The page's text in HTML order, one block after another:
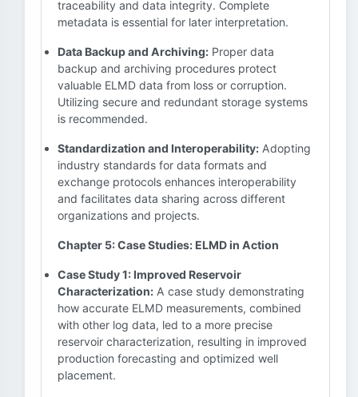
traceability and data integrity. Complete
metadata is essential for later interpretation.
Data Backup and Archiving: Proper data
backup and archiving procedures protect
valuable ELMD data from loss or corruption.
Utilizing secure and redundant storage systems
is recommended.
Standardization and Interoperability: Adopting
industry standards for data formats and
exchange protocols enhances interoperability
and facilitates data sharing across different
organizations and projects.
Chapter 5: Case Studies: ELMD in Action
Case Study 1: Improved Reservoir
Characterization: A case study demonstrating
how accurate ELMD measurements, combined
with other log data, led to a more precise
reservoir characterization, resulting in improved
production forecasting and optimized well
placement.